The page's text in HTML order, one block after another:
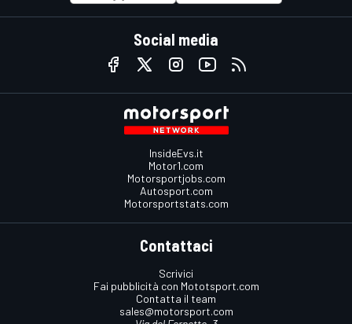
Social media
InsideEvs.it
Motor1.com
Motorsportjobs.com
Autosport.com
Motorsportstats.com
Contattaci
Scrivici
Fai pubblicità con Mototsport.com
Contatta il team
sales@motorsport.com